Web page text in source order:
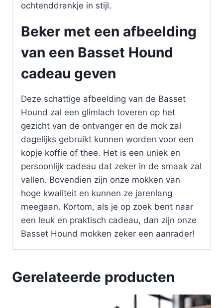
ochtenddrankje in stijl.
Beker met een afbeelding
van een Basset Hound
cadeau geven
Deze schattige afbeelding van de Basset
Hound zal een glimlach toveren op het
gezicht van de ontvanger en de mok zal
dagelijks gebruikt kunnen worden voor een
kopje koffie of thee. Het is een uniek en
persoonlijk cadeau dat zeker in de smaak zal
vallen. Bovendien zijn onze mokken van
hoge kwaliteit en kunnen ze jarenlang
meegaan. Kortom, als je op zoek bent naar
een leuk en praktisch cadeau, dan zijn onze
Basset Hound mokken zeker een aanrader!
Gerelateerde producten